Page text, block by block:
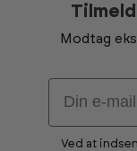
Modtag
Email
Ved at